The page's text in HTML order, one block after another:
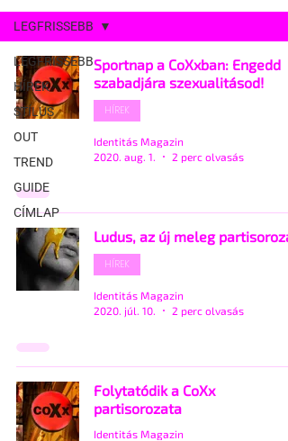
LEGFRISSEBB
HÍREK
STÍLUS
OUT
TREND
GUIDE
CÍMLAP
LEGFRISSEBB
Sportnap a CoXxban: Engedd
szabadjára szexualitásod!
HÍREK
Identitás Magazin
2020. aug. 1.
2 perc olvasás
Ludus, az új meleg
HÍREK
Identitás Magazin
2020. júl. 10.
2 perc olvasás
Folytatódik a CoXx
partisorozata
Identitás Magazin